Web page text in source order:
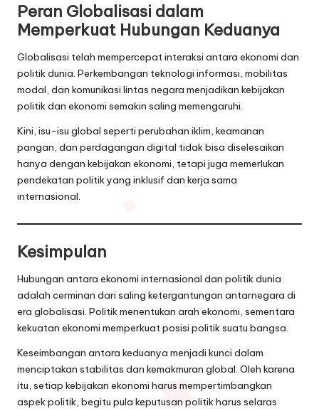
Peran Globalisasi dalam
Memperkuat Hubungan Keduanya
Globalisasi telah mempercepat interaksi antara ekonomi dan
politik dunia. Perkembangan teknologi informasi, mobilitas
modal, dan komunikasi lintas negara menjadikan kebijakan
politik dan ekonomi semakin saling memengaruhi.
Kini, isu-isu global seperti perubahan iklim, keamanan
pangan, dan perdagangan digital tidak bisa diselesaikan
hanya dengan kebijakan ekonomi, tetapi juga memerlukan
pendekatan politik yang inklusif dan kerja sama
internasional.
Kesimpulan
Hubungan antara ekonomi internasional dan politik dunia
adalah cerminan dari saling ketergantungan antarnegara di
era globalisasi. Politik menentukan arah ekonomi, sementara
kekuatan ekonomi memperkuat posisi politik suatu bangsa.
Keseimbangan antara keduanya menjadi kunci dalam
menciptakan stabilitas dan kemakmuran global. Oleh karena
itu, setiap kebijakan ekonomi harus mempertimbangkan
aspek politik, begitu pula keputusan politik harus selaras